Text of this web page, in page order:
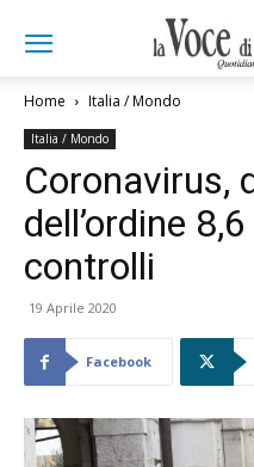
Home Italia / Mondo
Italia / Mondo
Coronavirus,
dell’ordine
controlli
19 Aprile 2020
Facebook